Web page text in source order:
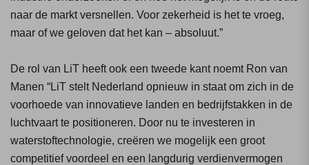
naar de markt versnellen. Voor zekerheid is het te vroeg,
maar of we geloven dat het kan – absoluut.”
De rol van LiT heeft ook een tweede kant noemt Ron van
Manen “LiT stelt Nederland opnieuw in staat om zich in de
voorhoede van innovatieve landen en bedrijfstakken in de
luchtvaart te positioneren. Door nu te investeren in
waterstoftechnologie, creëren we mogelijk een groot
competitief voordeel en een langdurig verdienvermogen